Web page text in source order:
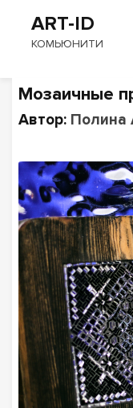
ART-ID
КОМЬЮНИТИ
Мозаичные
Автор: Полина